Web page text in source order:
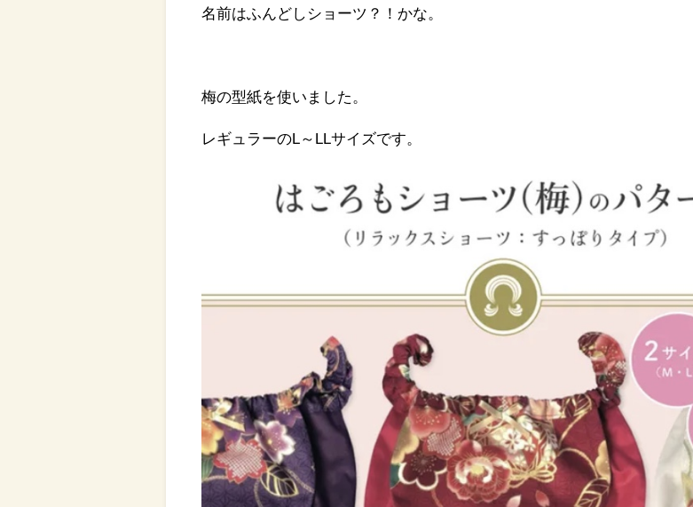
名前はふんどしショーツ？！かな。
梅の型紙を使いました。
レギュラーのL～LLサイズです。